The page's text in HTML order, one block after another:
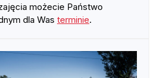
możecie Państwo
dla Was terminie.